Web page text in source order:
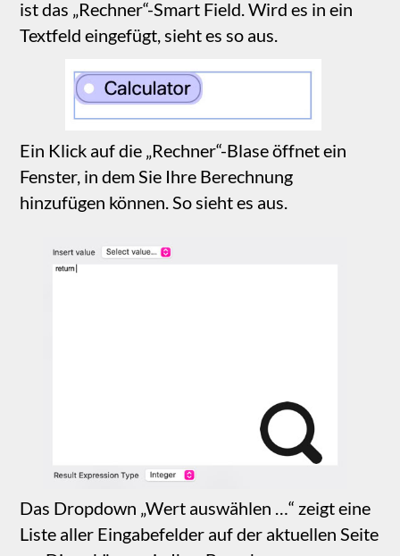
aufgenommen werden. Wird ein Feld
inkludiert, erscheint es als Blase mit dem
Feldnamen. Um mit Feldern zu rechnen, setzen
zwischen die Eingabefeld-Blasen. Hier ein
Beispiel für eine einfache Addition.
‚addend1‘ und ‚addend2‘ sind Eingabefelder
auf der Seite. Diese Felder sind normale
„Texteingabe“-Elemente aus der
zwischen ihnen weist Sitely an, die beiden
Zahlen zu addieren. Unten finden Sie einige
Addition:
Summand 1 Summand 2 Summe
0.00
Quotient